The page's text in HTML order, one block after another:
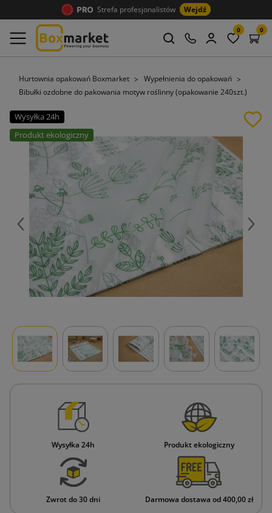
Strefa profesjonalistów Wejdź
0 0
Hurtownia opakowań Boxmarket
Wypełnienia do opakowań
Bibułki ozdobne do pakowania motyw roślinny (opakowanie 240szt.)
Wysyłka 24h
Produkt ekologiczny
Poprzedni
Wysyłka 24h Produkt ekologiczny
Zwrot do 30 dni Darmowa dostawa od 400,00 zł